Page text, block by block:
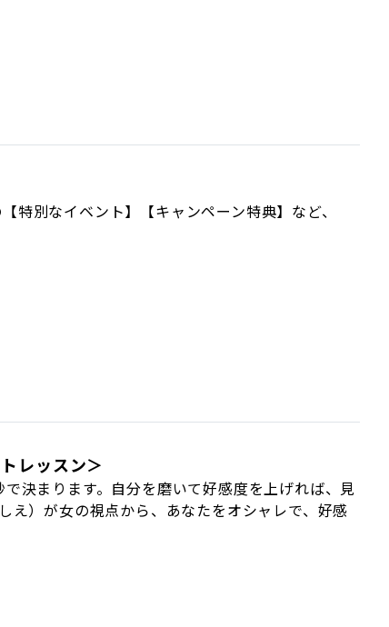
特別なイベント】【キャンペーン特典】など、
レッスン＞
決まります。自分を磨いて好感度を上げれば、見
え）が女の視点から、あなたをオシャレで、好感